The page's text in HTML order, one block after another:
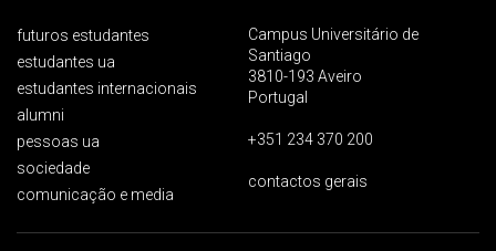
futuros estudantes
estudantes ua
estudantes internacionais
alumni
pessoas ua
sociedade
comunicação e media
Campus Universitário de
Santiago
3810-193 Aveiro
Portugal
+351 234 370 200
contactos gerais